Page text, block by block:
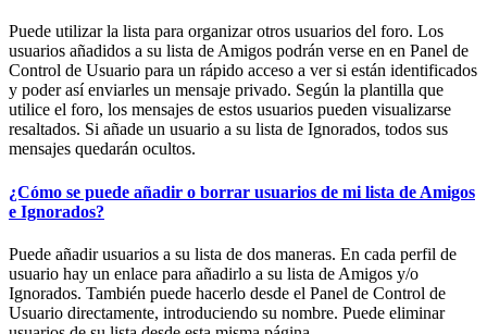
Puede utilizar la lista para organizar otros usuarios del foro. Los
usuarios añadidos a su lista de Amigos podrán verse en en Panel de
Control de Usuario para un rápido acceso a ver si están identificados
y poder así enviarles un mensaje privado. Según la plantilla que
utilice el foro, los mensajes de estos usuarios pueden visualizarse
resaltados. Si añade un usuario a su lista de Ignorados, todos sus
mensajes quedarán ocultos.
¿Cómo se puede añadir o borrar usuarios de mi lista de Amigos
e Ignorados?
Puede añadir usuarios a su lista de dos maneras. En cada perfil de
usuario hay un enlace para añadirlo a su lista de Amigos y/o
Ignorados. También puede hacerlo desde el Panel de Control de
Usuario directamente, introduciendo su nombre. Puede eliminar